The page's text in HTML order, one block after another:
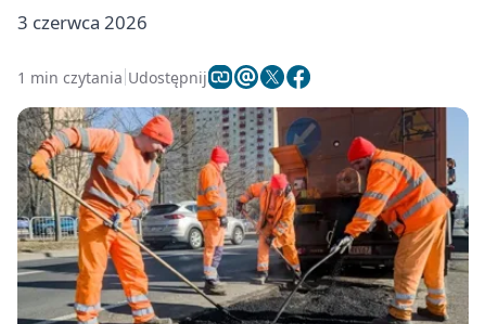
3 czerwca 2026
1 min czytania Udostępnij